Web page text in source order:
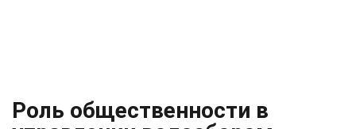
Роль общественности в